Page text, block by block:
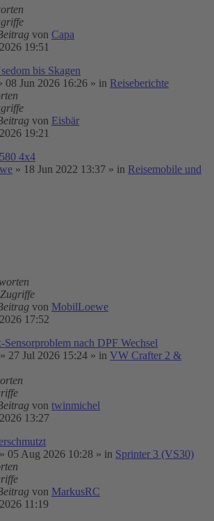
von Capa
19:51
bis Skagen
08 Jun 2026 16:26 » in Reiseberichte
von Eisbär
19:21
4x4
» 18 Jun 2022 13:37 » in Reisemobile und
Zugriffe
von MobilLoewe
17:52
nach DPF Wechsel
» 27 Jul 2026 15:24 » in VW Crafter 2 &
von twinmichel
13:27
» 05 Aug 2026 10:28 » in Sprinter 3 (VS30)
von MarkusRC
11:19